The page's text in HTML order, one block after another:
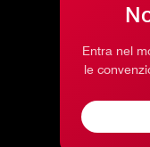
Entra nel
le